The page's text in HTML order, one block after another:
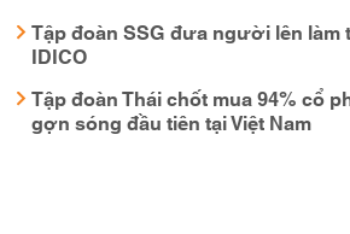
Tập đoàn SSG đưa người lên làm
IDICO
Tập đoàn Thái chốt mua 94% cổ
gợn sóng đầu tiên tại Việt Nam